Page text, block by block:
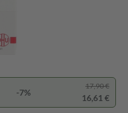
-7%
17,90 €
16,61 €